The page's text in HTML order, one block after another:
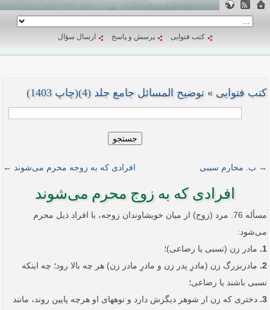
کتب فتوایی پرسش و پاسخ ارسال سؤال
کتب فتوایی » توضیح المسائل جامع جلد (4)(چاپ 1403)
جستجو
افرادی که به زوجه محرم می‌شوند ← → ب. محارم سببی
افرادی که به زوج محرم می‌شوند
مسأله 76. مرد (زوج) از میان خویشاوندان زوجه، با افراد ذیل محرم
می‌شود:
1.
مادر زن (نسبی یا رضاعی)؛
2. مادربزرگ زن (مادرِ پدر زن و مادرِ مادر زن) هر چه بالا رود؛ چه اینکه
نسبی باشند یا رضاعی؛
3. دختری که زن از شوهر دیگرش دارد و نوه­های او هرچه پایین روند، مانند